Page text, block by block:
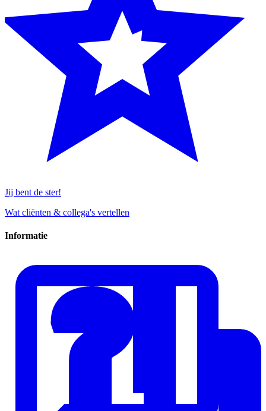
Jij bent de ster!
Wat cliënten & collega's vertellen
Informatie